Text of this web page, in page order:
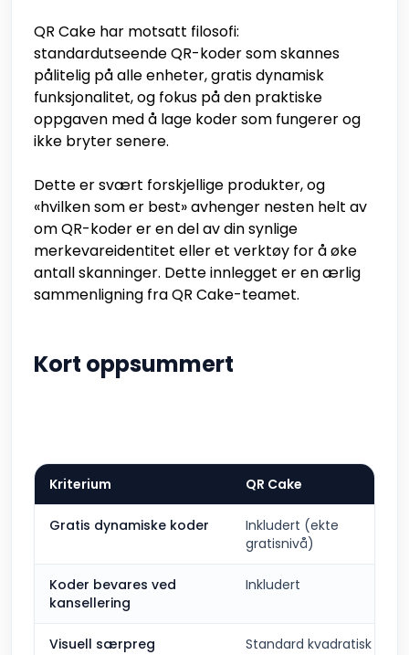
QR Cake har motsatt filosofi:
standardutseende QR-koder som skannes
pålitelig på alle enheter, gratis dynamisk
funksjonalitet, og fokus på den praktiske
oppgaven med å lage koder som fungerer og
ikke bryter senere.
Dette er svært forskjellige produkter, og
«hvilken som er best» avhenger nesten helt av
om QR-koder er en del av din synlige
merkevareidentitet eller et verktøy for å øke
antall skanninger. Dette innlegget er en ærlig
sammenligning fra QR Cake-teamet.
Kort oppsummert
Kriterium QR Cake
Gratis dynamiske koder
Inkludert (ekte
gratisnivå)
Koder bevares ved
kansellering
Inkludert
Visuell særpreg Standard kvadratisk QR